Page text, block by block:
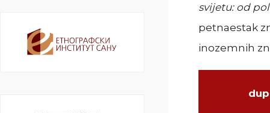
svijetu: od
petnaestak
inozemnih